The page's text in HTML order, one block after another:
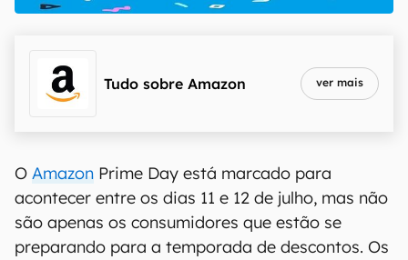
Tudo sobre Amazon ver mais
O Amazon Prime Day está marcado para
acontecer entre os dias 11 e 12 de julho, mas não
são apenas os consumidores que estão se
preparando para a temporada de descontos. Os